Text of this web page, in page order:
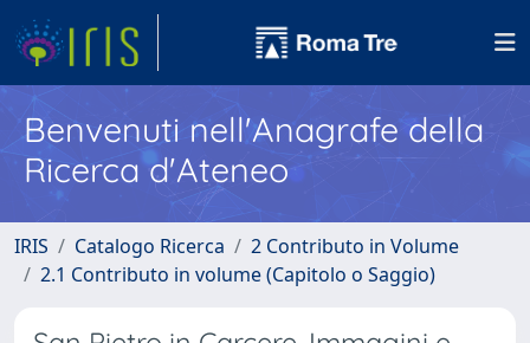
Benvenuti nell'Anagrafe della
Ricerca d'Ateneo
IRIS Catalogo Ricerca
2 Contributo in Volume
2.1 Contributo in volume (Capitolo o Saggio)